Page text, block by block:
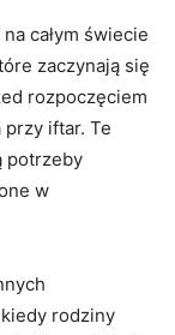
całym świecie
zaczynają się
rozpoczęciem
przy ⁢iftar. Te
potrzeby
w
rodziny